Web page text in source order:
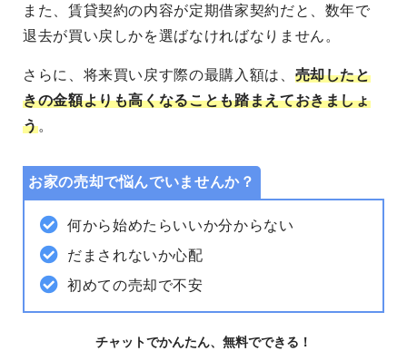
また、賃貸契約の内容が定期借家契約だと、数年で
退去が買い戻しかを選ばなければなりません。
さらに、将来買い戻す際の最購入額は、 売却したと
きの金額よりも高くなることも踏まえておきましょ
う。
お家の売却で悩んでいませんか？
何から始めたらいいか分からない
だまされないか心配
初めての売却で不安
チャットでかんたん、無料でできる！